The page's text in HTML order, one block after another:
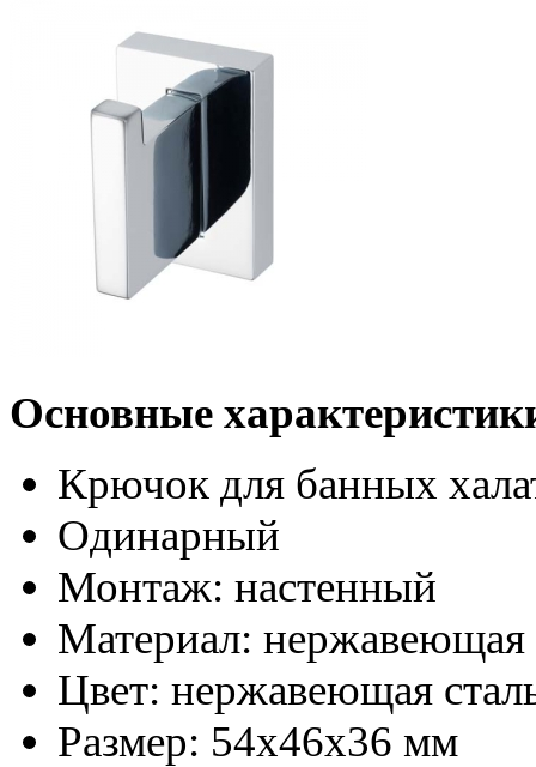
Основные
Крючок для банных
Одинарный
Монтаж: настенный
Материал: нержавеющая
Цвет: нержавеющая
Размер: 54х46х36 мм